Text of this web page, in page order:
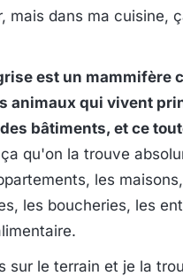
mais dans ma cuisine,
est un mammifère
animaux qui vivent
bâtiments, et ce
qu'on la trouve
les
les boucheries, les
sur le terrain et je la